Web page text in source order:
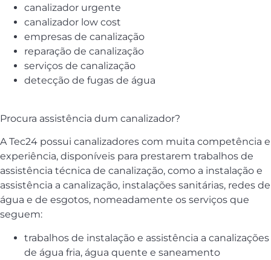
canalizador urgente
canalizador low cost
empresas de canalização
reparação de canalização
serviços de canalização
detecção de fugas de água
Procura assistência dum canalizador?
A Tec24 possui canalizadores com muita competência e
experiência, disponíveis para prestarem trabalhos de
assistência técnica de canalização, como a instalação e
assistência a canalização, instalações sanitárias, redes de
água e de esgotos, nomeadamente os serviços que
seguem:
trabalhos de instalação e assistência a canalizações
de água fria, água quente e saneamento